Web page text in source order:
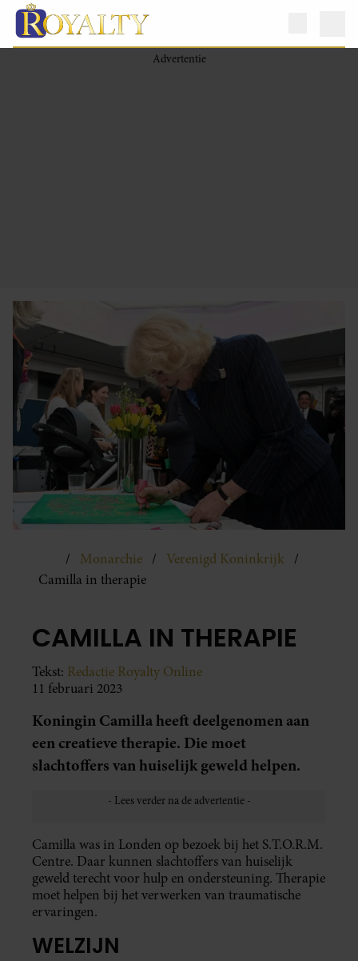
Monarchie
Verenigd Koninkrijk
Camilla in therapie
CAMILLA IN THERAPIE
Tekst: Redactie Royalty Online
11 februari 2023
Koningin Camilla heeft deelgenomen aan
een creatieve therapie. Die moet
slachtoffers van huiselijk geweld helpen.
Camilla was in Londen op bezoek bij het S.T.O.R.M.
Centre. Daar kunnen slachtoffers van huiselijk
geweld terecht voor hulp en ondersteuning. Therapie
moet helpen bij het verwerken van traumatische
ervaringen.
WELZIJN